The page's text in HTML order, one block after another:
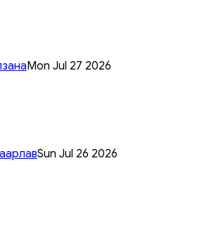
Mon Jul 27 2026
Sun Jul 26 2026